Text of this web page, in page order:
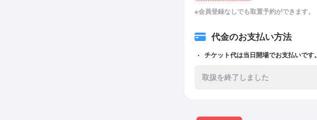
※会員登録なしでも取置予約ができます。
代金のお支払い方法
チケット代は当日開場でお支払いです。
取扱を終了しました